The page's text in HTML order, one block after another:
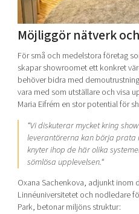
Möjliggör nätverk
För små och medelstora företag
skapar showroomet ett konkret
behöver bidra med
vara med som utställare och visa
Maria Eifrém en stor potential för
“Vi diskuterar mycket kring
leverantörerna kan börja
knyter ihop de här olika
sömlösa upplevelsen.“
Oxana Sachenkova, adjunkt inom
Linnéuniversitetet och nodledare
Park, betonar miljöns struktur: